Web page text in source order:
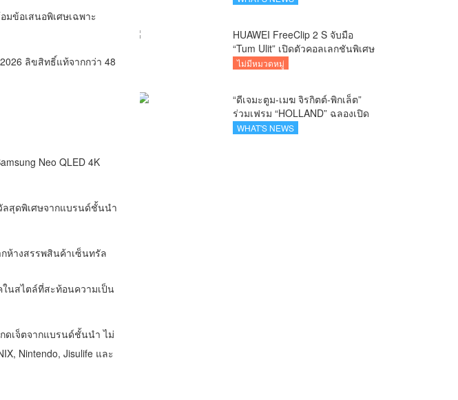
มข้อเสนอพิเศษเฉพาะ
ลิขสิทธิ์แท้จากกว่า 48
Neo QLED 4K
ลสุดพิเศษจากแบรนด์ชั้นนำ
ห้างสรรพสินค้าเซ็นทรัล
ในสไตล์ที่สะท้อนความเป็น
ดเจ็ตจากแบรนด์ชั้นนำ ไม่
Nintendo, Jisulife และ
HUAWEI FreeClip 2 S จับมือ
“Tum Ulit” เปิดตัวคอลเลกชันพิเศษ
Space Explorer ถ่ายทอดศิลปะบน
ไม่มีหมวดหมู่
“ดีเจมะตูม-เมฆ จิรกิตต์-พิกเล็ต”
ร่วมเฟรม “HOLLAND” ฉลองเปิด
ตัว SELBAN แบรนด์แฟชั่น
WHAT'S NEWS